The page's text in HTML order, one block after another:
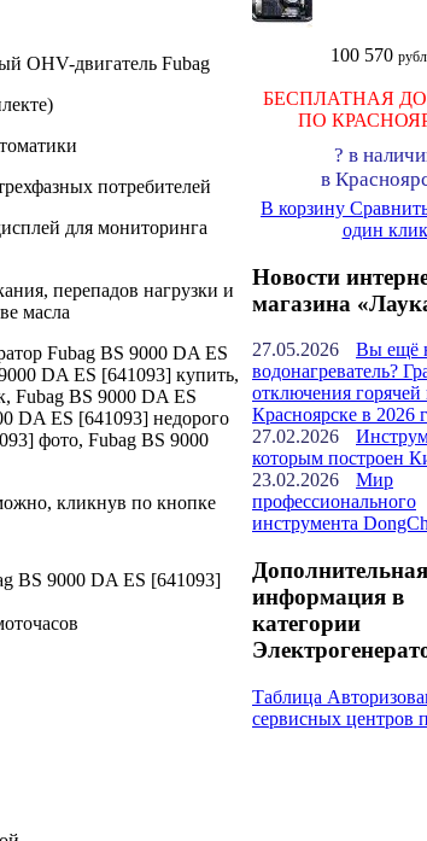
100 570
БЕСПЛАТНАЯ
ПО
? в
в
В корзину
один клик
Новости
магазина
27.05.2026
Вы ещё
водонагреватель?
отключения
Красноярске в 2026
27.02.2026
которым построен
23.02.2026
Мир
профессионального
инструмента
Дополнительная
информация в
категории
Таблица
сервисных центров
OHV-двигатель Fubag
потребителей
для мониторинга
перепадов нагрузки и
масла
Fubag BS 9000 DA ES
DA ES [641093] купить,
Fubag BS 9000 DA ES
DA ES [641093] недорого
фото, Fubag BS 9000
кликнув по кнопке
BS 9000 DA ES [641093]